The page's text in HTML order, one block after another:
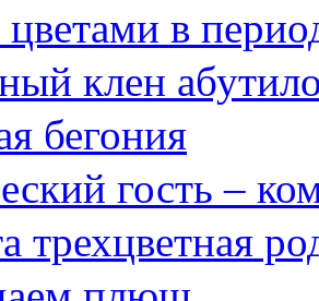
в
клен
бегония
гость –
трехцветная